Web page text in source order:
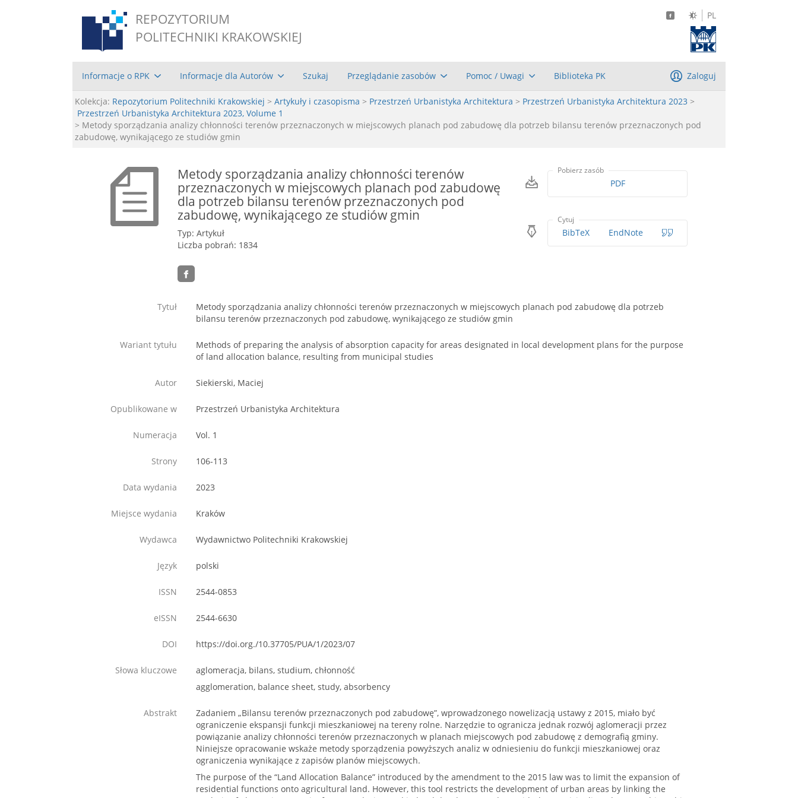
REPOZYTORIUM
POLITECHNIKI KRAKOWSKIEJ
PL
Informacje o RPK Informacje dla Autorów Szukaj Przeglądanie zasobów Pomoc / Uwagi Biblioteka PK Zaloguj
Kolekcja: Repozytorium Politechniki Krakowskiej > Artykuły i czasopisma > Przestrzeń Urbanistyka Architektura > Przestrzeń Urbanistyka Architektura 2023 >
Przestrzeń Urbanistyka Architektura 2023, Volume 1
> Metody sporządzania analizy chłonności terenów przeznaczonych w miejscowych planach pod zabudowę dla potrzeb bilansu terenów przeznaczonych pod
zabudowę, wynikającego ze studiów gmin
Metody sporządzania analizy chłonności terenów
przeznaczonych w miejscowych planach pod zabudowę
dla potrzeb bilansu terenów przeznaczonych pod
zabudowę, wynikającego ze studiów gmin
Typ: Artykuł
Liczba pobrań: 1834
Pobierz zasób
PDF
Cytuj
BibTeX EndNote
Tytuł
Metody sporządzania analizy chłonności terenów przeznaczonych w miejscowych planach pod zabudowę dla potrzeb
bilansu terenów przeznaczonych pod zabudowę, wynikającego ze studiów gmin
Wariant tytułu
Methods of preparing the analysis of absorption capacity for areas designated in local development plans for the purpose
of land allocation balance, resulting from municipal studies
Autor Siekierski, Maciej
Opublikowane w Przestrzeń Urbanistyka Architektura
Numeracja Vol. 1
Strony 106-113
Data wydania 2023
Miejsce wydania Kraków
Wydawca Wydawnictwo Politechniki Krakowskiej
Język polski
ISSN 2544-0853
eISSN 2544-6630
DOI https://doi.org./10.37705/PUA/1/2023/07
Słowa kluczowe
aglomeracja, bilans, studium, chłonność
agglomeration, balance sheet, study, absorbency
Abstrakt
Zadaniem „Bilansu terenów przeznaczonych pod zabudowę”, wprowadzonego nowelizacją ustawy z 2015, miało być
ograniczenie ekspansji funkcji mieszkaniowej na tereny rolne. Narzędzie to ogranicza jednak rozwój aglomeracji przez
powiązanie analizy chłonności terenów przeznaczonych w planach miejscowych pod zabudowę z demografią gminy.
Niniejsze opracowanie wskaże metody sporządzenia powyższych analiz w odniesieniu do funkcji mieszkaniowej oraz
ograniczenia wynikające z zapisów planów miejscowych.
The purpose of the “Land Allocation Balance” introduced by the amendment to the 2015 law was to limit the expansion of
residential functions onto agricultural land. However, this tool restricts the development of urban areas by linking the